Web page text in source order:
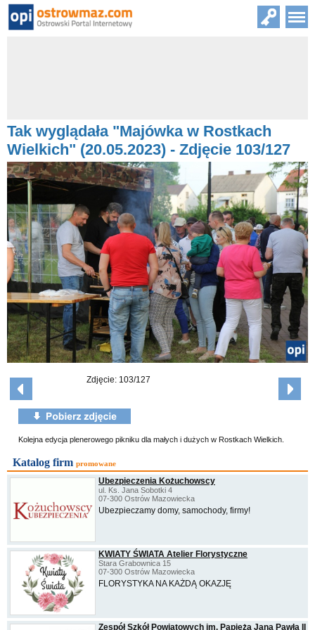
Tak wyglądała "Majówka w Rostkach
Wielkich" (20.05.2023) - Zdjęcie 103/127
Zdjęcie: 103/127
Kolejna edycja plenerowego pikniku dla małych i dużych w Rostkach Wielkich.
Katalog firm promowane
Ubezpieczenia Kożuchowscy
ul. Ks. Jana Sobotki 4
07-300 Ostrów Mazowiecka
Ubezpieczamy domy, samochody, firmy!
KWIATY ŚWIATA Atelier Florystyczne
Stara Grabownica 15
07-300 Ostrów Mazowiecka
FLORYSTYKA NA KAŻDĄ OKAZJĘ
Zespół Szkół Powiatowych im. Papieża Jana Pawła II